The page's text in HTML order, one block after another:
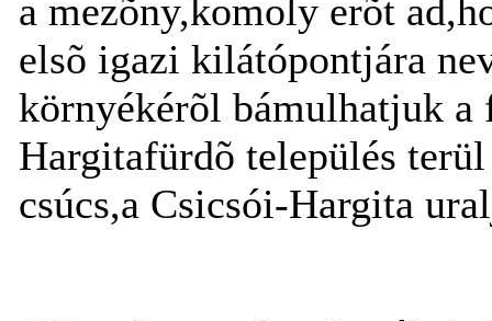
a mezõny,komoly erõt
elsõ igazi kilátópontjára
környékérõl bámulhatjuk a
Hargitafürdõ település
csúcs,a Csicsói-Hargita